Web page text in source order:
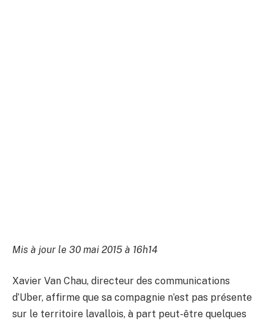
Mis à jour le 30 mai 2015 à 16h14
Xavier Van Chau, directeur des communications
d’Uber, affirme que sa compagnie n’est pas présente
sur le territoire lavallois, à part peut-être quelques